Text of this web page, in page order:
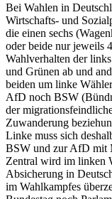
Bei Wahlen in
Wirtschafts- und
die einen sechs
oder beide nur jeweils
Wahlverhalten der
und Grünen ab und
beiden um linke
AfD noch BSW
der
Zuwanderung
Linke muss sich
BSW und zur AfD mit
Zentral wird im linken
Absicherung in
im Wahlkampfes